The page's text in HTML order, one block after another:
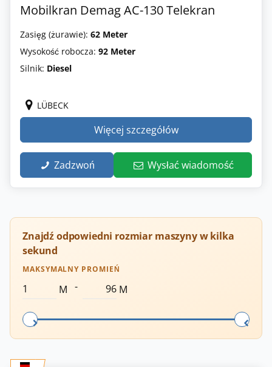
Mobilkran Demag AC-130 Telekran
Zasięg (żurawie): 62 Meter
Wysokość robocza: 92 Meter
Silnik: Diesel
LÜBECK
Więcej szczegółów
Zadzwoń Wysłać wiadomość
Znajdź odpowiedni rozmiar maszyny w kilka
sekund
MAKSYMALNY PROMIEŃ
M - M